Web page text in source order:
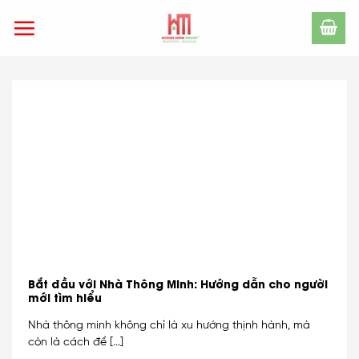
Bắt đầu với Nhà Thông Minh: Hướng dẫn cho người
mới tìm hiểu
Nhà thông minh không chỉ là xu hướng thịnh hành, mà
còn là cách để [...]